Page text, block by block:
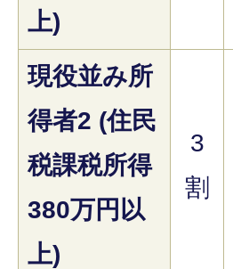
上)
現役並み所
得者2 (住民
税課税所得
380万円以
上)
3
割